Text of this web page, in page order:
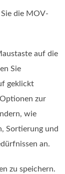
die MOV-
auf die
Sie
geklickt
zur
wie
Sortierung und
an.
zu speichern.